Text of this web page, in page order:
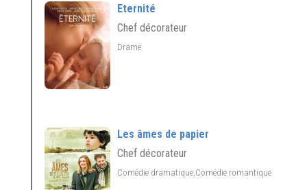
Eternité
Chef décorateur
Drame
Les âmes de papier
Chef décorateur
Comédie dramatique,Comédie romantique